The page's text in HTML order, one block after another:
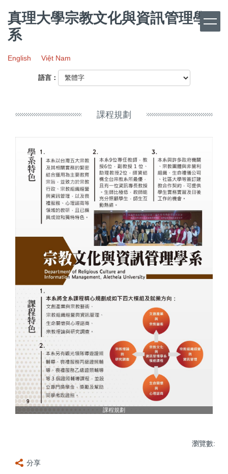
主
要
容
真理大學宗教文化與資訊管理學
系
English Việt Nam
語言：
課程規劃
課程規劃
瀏覽數:
分享